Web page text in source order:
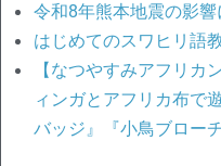
令和8年熊本地震の影
はじめてのスワヒリ語
【なつやすみアフリカ
ィンガとアフリカ布で
バッジ』『小鳥ブロー